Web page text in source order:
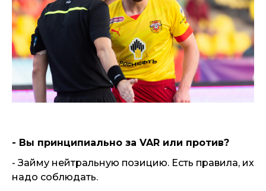
- Вы принципиально за VAR или против?
- Займу нейтральную позицию. Есть правила, их
надо соблюдать.